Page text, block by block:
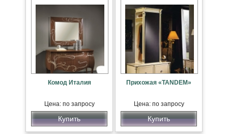
Комод Италия
Цена: по запросу
Купить
Прихожая «TANDEM»
Цена: по запросу
Купить